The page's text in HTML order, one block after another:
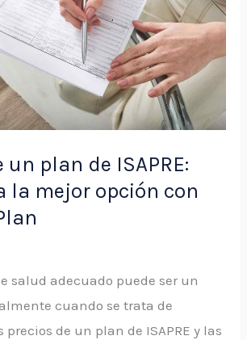
un plan de ISAPRE:
la mejor opción con
salud adecuado puede ser un
cuando se trata de
de un plan de ISAPRE y las